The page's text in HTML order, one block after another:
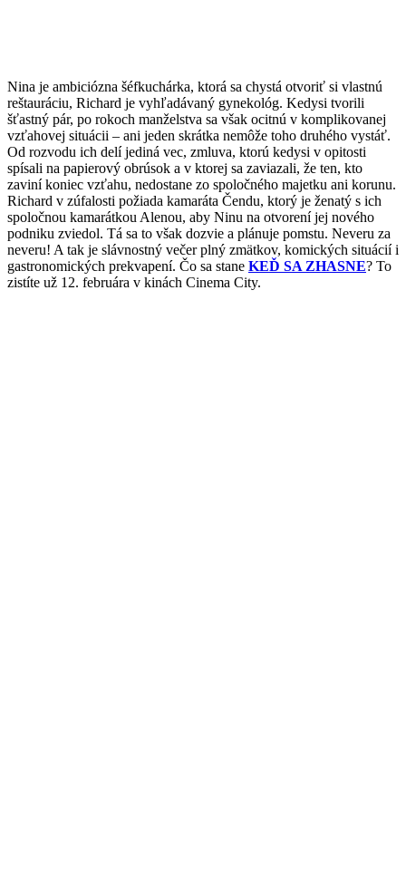
Nina je ambiciózna šéfkuchárka, ktorá sa chystá otvoriť si vlastnú
reštauráciu, Richard je vyhľadávaný gynekológ. Kedysi tvorili
šťastný pár, po rokoch manželstva sa však ocitnú v komplikovanej
vzťahovej situácii – ani jeden skrátka nemôže toho druhého vystáť.
Od rozvodu ich delí jediná vec, zmluva, ktorú kedysi v opitosti
spísali na papierový obrúsok a v ktorej sa zaviazali, že ten, kto
zaviní koniec vzťahu, nedostane zo spoločného majetku ani korunu.
Richard v zúfalosti požiada kamaráta Čendu, ktorý je ženatý s ich
spoločnou kamarátkou Alenou, aby Ninu na otvorení jej nového
podniku zviedol. Tá sa to však dozvie a plánuje pomstu. Neveru za
neveru! A tak je slávnostný večer plný zmätkov, komických situácií i
gastronomických prekvapení. Čo sa stane KEĎ SA ZHASNE? To
zistíte už 12. februára v kinách Cinema City.